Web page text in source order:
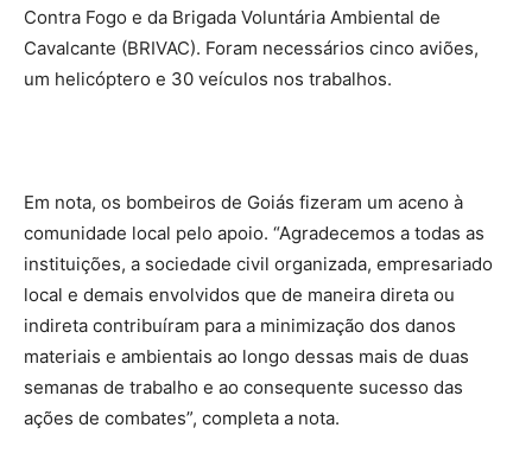
Contra Fogo e da Brigada Voluntária Ambiental de
Cavalcante (BRIVAC). Foram necessários cinco aviões,
um helicóptero e 30 veículos nos trabalhos.
Em nota, os bombeiros de Goiás fizeram um aceno à
comunidade local pelo apoio. “Agradecemos a todas as
instituições, a sociedade civil organizada, empresariado
local e demais envolvidos que de maneira direta ou
indireta contribuíram para a minimização dos danos
materiais e ambientais ao longo dessas mais de duas
semanas de trabalho e ao consequente sucesso das
ações de combates”, completa a nota.